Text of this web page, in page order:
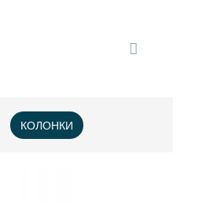
КОЛОНКИ